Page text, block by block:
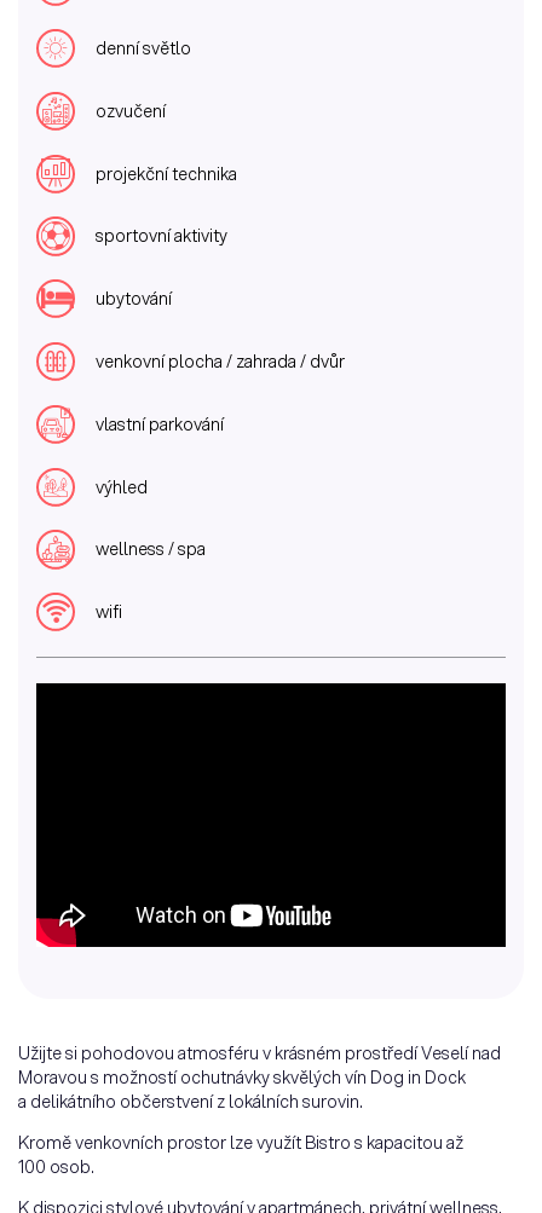
denní světlo
ozvučení
projekční technika
sportovní aktivity
ubytování
venkovní plocha / zahrada / dvůr
vlastní parkování
výhled
wellness / spa
wifi
Užijte si pohodovou atmosféru v krásném prostředí Veselí nad
Moravou s možností ochutnávky skvělých vín Dog in Dock
a delikátního občerstvení z lokálních surovin.
Kromě venkovních prostor lze využít Bistro s kapacitou až
100 osob.
K dispozici stylové ubytování v apartmánech, privátní wellness,